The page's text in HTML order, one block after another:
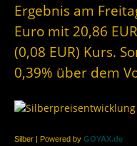
Ergebnis am
Euro mit 20,86
(0,08 EUR) Kurs.
0,39% über dem
Silber | Powered by GOYAX.de